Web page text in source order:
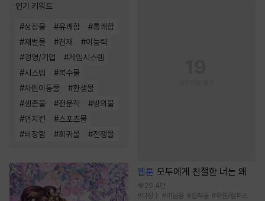
인기 키워드
#성장물 #유쾌함 #통쾌함
#재벌물 #천재 #이능력
#경영/기업 #게임시스템
#시스템 #복수물
#차원이동물 #환생물
#생존물 #전문직 #빙의물
#먼치킨 #스포츠물
#비장함 #회귀물 #전쟁물
웹툰 모두에게 친절한 너는 왜
29.4만
#다정수 #미남공 #집착공 #학원/캠퍼스